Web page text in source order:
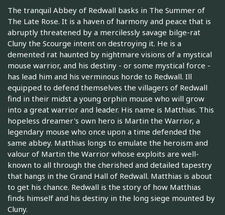
The tranquil Abbey of Redwall basks in The Summer of
The Late Rose. It is a haven of harmony and peace that is
abruptly threatened by a mercilessly savage bilge-rat
Cluny the Scourge intent on destroying it. He is a
demented rat haunted by nightmare visions of a mystical
mouse warrior, and his destiny - or some mystical force -
has lead him and his verminous horde to Redwall. Ill
equipped to defend themselves the villagers of Redwall
find in their midst a young orphin mouse who will grow
into a great warrior and leader. His name is Matthias. This
hopeless dreamer's own hero is Martin the Warrior, a
legendary mouse who once upon a time defended the
same abbey. Matthias longs to emulate the heroism and
valour of Martin the Warrior whose exploits are well-
known to all through the cherished and detailed tapestry
that hangs in the Grand Hall of Redwall. Matthias is about
to get his chance. Redwall is the story of how Matthias
finds himself and his destiny in the long siege mounted by
Cluny.